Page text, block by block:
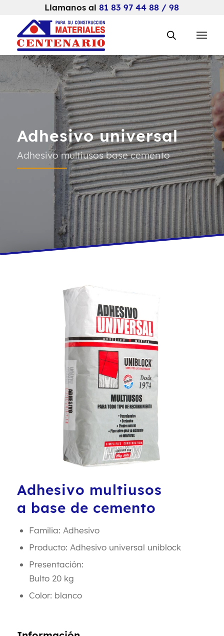
Llamanos al81 83 97 44 88 / 98
Adhesivo universal
Adhesivo multiusos base cemento
Adhesivo multiusos
a base de cemento
Familia: Adhesivo
Producto: Adhesivo universal uniblock
Presentación:
Bulto 20 kg
Color: blanco